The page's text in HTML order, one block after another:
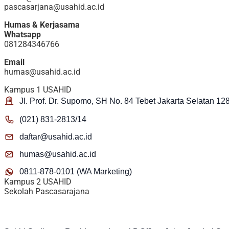
pascasarjana@usahid.ac.id
Humas & Kerjasama
Whatsapp
081284346766
Email
humas@usahid.ac.id
Kampus 1 USAHID
Jl. Prof. Dr. Supomo, SH No. 84 Tebet Jakarta Selatan
(021) 831-2813/14
daftar@usahid.ac.id
humas@usahid.ac.id
0811-878-0101 (WA Marketing)
Kampus 2 USAHID
Sekolah Pascasarajana